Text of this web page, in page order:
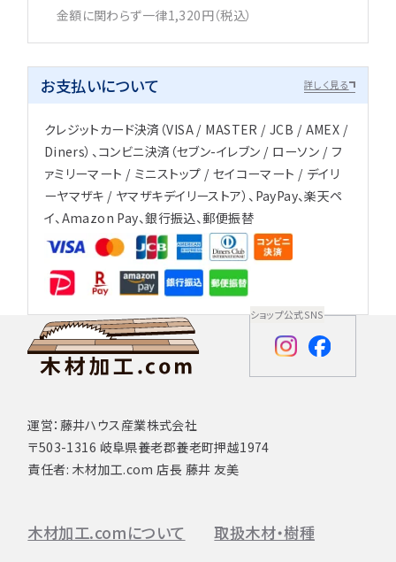
金額に関わらず一律1,320円（税込）
お支払いについて 詳しく見る
クレジットカード決済（VISA / MASTER / JCB / AMEX /
Diners）、コンビニ決済（セブン-イレブン / ローソン / フ
ァミリーマート / ミニストップ / セイコーマート / デイリ
ーヤマザキ / ヤマザキデイリーストア）、PayPay、楽天ペ
イ、Amazon Pay、銀行振込、郵便振替
運営：藤井ハウス産業株式会社
〒503-1316 岐阜県養老郡養老町押越1974
責任者: 木材加工.com 店長 藤井 友美
ショップ公式SNS
木材加工.comについて 取扱木材・樹種